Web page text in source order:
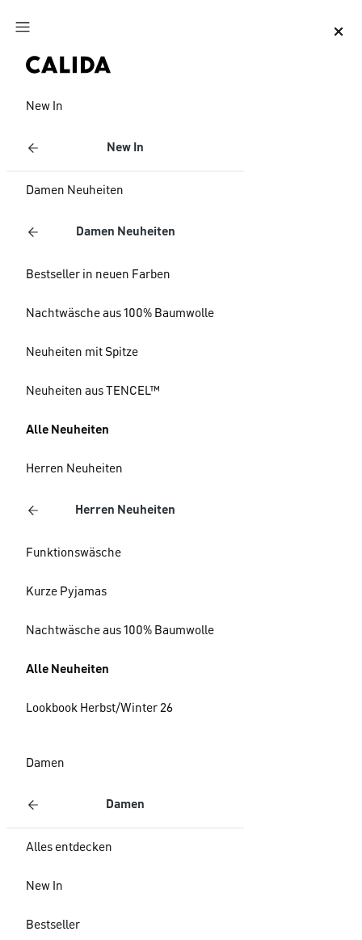
Zum Hauptinhalt springen
New In
New In
Damen Neuheiten
Damen Neuheiten
Bestseller in neuen Farben
Nachtwäsche aus 100% Baumwolle
Neuheiten mit Spitze
Neuheiten aus TENCEL™
Alle Neuheiten
Herren Neuheiten
Herren Neuheiten
Funktionswäsche
Kurze Pyjamas
Nachtwäsche aus 100% Baumwolle
Alle Neuheiten
Lookbook Herbst/Winter 26
Damen
Damen
Alles entdecken
New In
Bestseller